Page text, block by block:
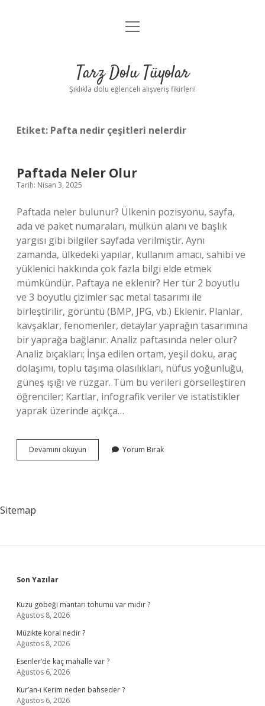
Anasayfa
Yasal Uyarı
menüyü
Tarz Dolu Tüyolar
Şıklıkla dolu eğlenceli alışveriş fikirleri!
Etiket: Pafta nedir çeşitleri nelerdir
Paftada Neler Olur
Tarih: Nisan 3, 2025
Paftada neler bulunur? Ülkenin pozisyonu, sayfa,
ada ve paket numaraları, mülkün alanı ve başlık
yargısı gibi bilgiler sayfada verilmiştir. Aynı
zamanda, ülkedeki yapılar, kullanım amacı, sahibi ve
yüklenici hakkında çok fazla bilgi elde etmek
mümkündür. Paftaya ne eklenir? Her tür 2 boyutlu
ve 3 boyutlu çizimler sac metal tasarımı ile
birleştirilir, görüntü (BMP, JPG, vb.) Eklenir. Planlar,
kavşaklar, fenomenler, detaylar yaprağın tasarımına
bir yaprağa bağlanır. Analiz paftasında neler olur?
Analiz bıçakları; İnşa edilen ortam, yeşil doku, araç
dolaşımı, toplu taşıma olasılıkları, nüfus yoğunluğu,
güneş ışığı ve rüzgar. Tüm bu verileri görselleştiren
öğrenciler; Kartlar, infografik veriler ve istatistikler
yaprak üzerinde açıkça…
Devamını okuyun
Neler
Yorum Bırak
Sitemap
Sidebar
Son Yazılar
Kuzu göbeği mantarı tohumu var mıdır ?
Ağustos 8, 2026
Müzikte koral nedir ?
Ağustos 8, 2026
Esenler’de kaç mahalle var ?
Ağustos 6, 2026
Kur’an-ı Kerim neden bahseder ?
Ağustos 6, 2026